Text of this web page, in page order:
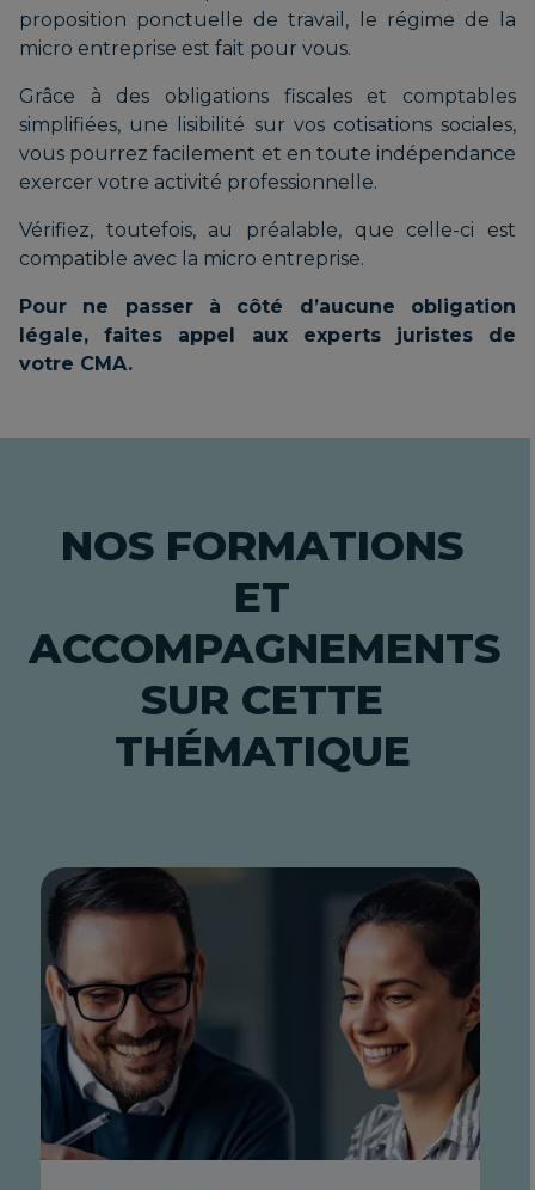
proposition ponctuelle de travail, le régime de la
micro entreprise est fait pour vous.
Grâce à des obligations fiscales et comptables
simplifiées, une lisibilité sur vos cotisations sociales,
vous pourrez facilement et en toute indépendance
exercer votre activité professionnelle.
Vérifiez, toutefois, au préalable, que celle-ci est
compatible avec la micro entreprise.
Pour ne passer à côté d’aucune obligation
légale, faites appel aux experts juristes de
votre CMA.
NOS FORMATIONS
ET
ACCOMPAGNEMENTS
SUR CETTE
THÉMATIQUE